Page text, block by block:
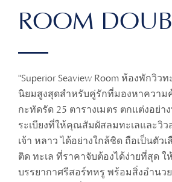
ROOM
"Superior Seaview Room ห้องพักวิว
นิยมสูงสุดสำหรับคู่รักที่มองหาควา
กะทัดรัด 25 ตารางเมตร ตกแต่งอย่า
ระเบียงที่ให้คุณสัมผัสลมทะเลและวิ
เจ้า หลาว ได้อย่างใกล้ชิด ถือเป็นตัว
ติด ทะเล ที่ราคาจับต้องได้ง่ายที่สุด
บรรยากาศรีสอร์ทหรู พร้อมสิ่งอำนว